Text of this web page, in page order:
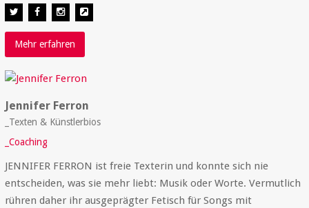
Mehr erfahren
Jennifer Ferron
_Texten & Künstlerbios
_Coaching
JENNIFER FERRON ist freie Texterin und konnte sich nie
entscheiden, was sie mehr liebt: Musik oder Worte. Vermutlich
rühren daher ihr ausgeprägter Fetisch für Songs mit